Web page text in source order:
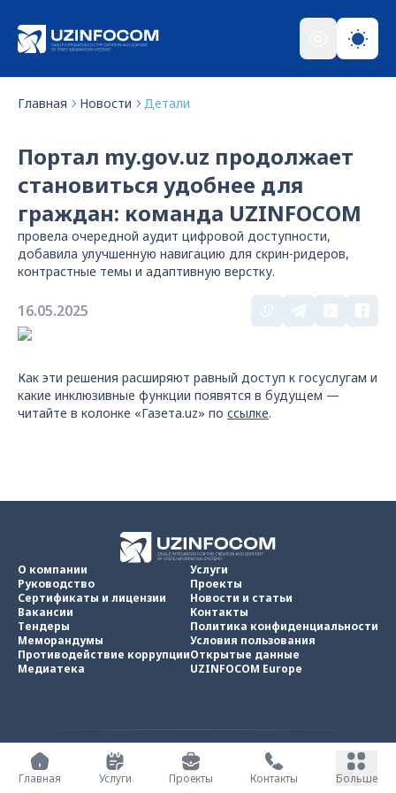
Главная Новости Детали
Портал my.gov.uz продолжает
становиться удобнее для
граждан: команда UZINFOCOM
провела очередной аудит цифровой доступности,
добавила улучшенную навигацию для скрин-ридеров,
контрастные темы и адаптивную верстку.
16.05.2025
Как эти решения расширяют равный доступ к госуслугам и
какие инклюзивные функции появятся в будущем —
читайте в колонке «Газета.uz» по ссылке.
О компании
Руководство
Сертификаты и лицензии
Вакансии
Тендеры
Меморандумы
Противодействие коррупции
Медиатека
Услуги
Проекты
Новости и статьи
Контакты
Политика конфиденциальности
Условия пользования
Открытые данные
UZINFOCOM Europe
UZINFOCOM © 2002 - 2026
Все права защищены
Главная
Услуги Проекты Контакты Больше